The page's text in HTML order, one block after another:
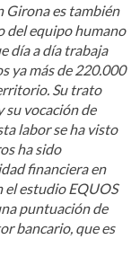
Girona es también
del equipo humano
día a día trabaja
ya más de 220.000
Su trato
su vocación de
labor se ha visto
ha sido
financiera en
el estudio EQUOS
puntuación de
bancario, que es